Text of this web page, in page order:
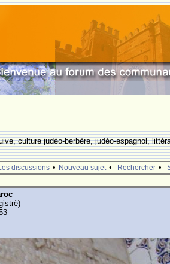
culture judéo-berbère, judéo-espagnol,
discussions • Nouveau sujet • Rechercher •